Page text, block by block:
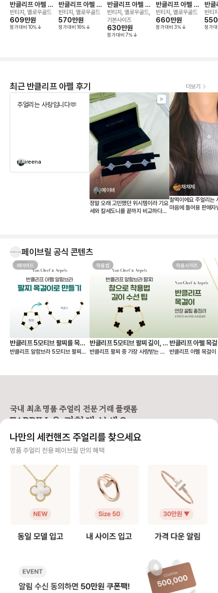
반클리프 아펠 알
함브라 기요세 네
크리스
빈티지, 옐로우골드
609만원
정가대비 10%
반클리프 아펠 알
함브라 기요세 네
크리스
빈티지, 옐로우골드
570만원
정가대비 16%
반클리프 아펠 알
함브라 기요세 네
크리스
빈티지, 옐로우골드,
기본사이즈
630만원
정가대비 7%
반클리프 아펠 알
함브라 기요세 네
크리스
빈티지, 옐로우골드
660만원
정가대비 3%
반클
함브
크리
빈티
550
정가
최근 반클리프 아펠 후기 더보기
주얼리는 사랑입니다🫶
ireena
메이비
정말 오래 고민했던 위시템이라 기요
세와 칼세도니를 끝까지 비교하다가
템’이라고 하는지 알 것 같습니다 💎
한 번에 비교할 수 있어서 연식, 컨디
션, 구성품, 가격까지 꼼꼼하게 따져
보고 가장 마음에 드는 제품을 선택
할 수 있었던 점이 좋았습니다. 좋은
판매자분을 만나 상태도 기대 이상이
첫 반클리프를 기분 좋게 들이게 되
었네요. 오래오래 아껴 차겠습니다!
채채체
찰떡이에요 주얼리는
마음에 들어용 판매자
페이브릴 공식 콘텐츠
레이어드
반클리프 5모티브 팔찌를 목걸
이로 만들기 - 실착비교, 연장체
반클리프 알함브라 5모티브 팔찌를
10모티브 목걸이가 하나 더 생긴 기
프 팔찌를 목걸이로 바꾸는 방법
1️⃣ 6모티브 목걸이 반클리프 알함브
팔찌 + 알함브라 빈티지 목걸이) -
팔찌 고리를 → 목걸이 클로버 쪽에
걸어주세요. - 목걸이 고리를 → 팔
인으로 5모티브 목걸이 - 연장체인
을 별도로 구매, 팔찌에 연결하여 목
걸이로 활용해요. 반클리프 5모티브
연장체인 등으로 키워드 검색해보시
면 구매 가능한 체인들을 별도 구매
상까지 맞춤으로 가능하니 원하는 스
착용법
반클리프 5모티브 팔찌 길이, 착
용팁-참으로 착용 vs 길이 수선
반클리프 팔찌 중 가장 사랑받는 제
닉스 모델 등 매장 구매 시 웨이팅 디
즈를 선택할 수 없고 총 길이 19cm
로 스펙이 동일해요. 손목이 얇은 분
요, 저 역시 오닉스 5모티브 팔찌를
😉 [반클리프 알함브라 5모티브 팔
· 클로버 안쪽에 잠금 고리를 걸어 참
처럼 연출하는 방법 · 클로버가 찰랑
거려 매력적이고 길이 수선이 필요
없음 · 다만, 혼자 착용하거나 뺄 때
조금 불편 2️⃣ AS로 길이 수선하기 ·
이는 방법 · 클로버 간격이 좁아져 손
가능 · 보통은 참으로 착용하다가 불
편하면 수선하는 경우가 많음 💁‍♀️ 길
기간: 보증서 기준 1년 이내 무상 1회
/ 이후 20~30만원 비용 발생 · 소요
시간: 공식 안내는 약 4주이나, 대부
분 일주일 내외로 받는다는 후기가
착용사이즈
반클리프 아펠 목
총정리
반클리프 아펠 목걸
해 드릴 거예요 ✨ 그중에서도 특히
티브를 기준으로 양
크기가 작아 2·3cm
호되는 편이에요! 특히 빈티지는 4
cm, 스위트는 2cm
고리를 활용해 순정
이에요. 인기 모델인 빈티지 알함브
인의 길이는 42cm
연장을 하게 되면 42cm와 46cm
기간 - 구매 후 1년 이내, 최대 5c
m 범위 내에서 1회 무료 리사이징이
가능해요. - 평균 수선 소요 기간은
약 2주 정도 소요돼요. 🛍️ 서비스
국내 최초 명품 주얼리 전문 거래 플랫폼
FABRILL을 경험해 보세요.
사기 걱정 없는 안전 결제
니면 반환해 드려요.
주얼리 전문 이중 검수
주얼리 검수에 특화된 페이브릴 검수팀과 전문 감정사가 컨디션 및 정품 여부를 철저하고 꼼꼼하
게 확인해요.
주얼리 전문 지식을 토대로 사이즈, 가격대 등 주얼리를 거래하며 궁금할 수 있는 내용에 대한 밀
빠르고 확실한 물품 이동 과정
최적화된 검수 시스템으로 빠르고 효율적으로 물품이 이동될 뿐만 아니라, 이동 과정마다 알림톡
나만의 세컨핸즈 주얼리를 찾으세요
명품 주얼리 전용 페이브릴 만의 혜택